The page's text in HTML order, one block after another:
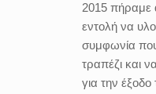
2015 πήραμε
εντολή να
συμφωνία
τραπέζι και
για την